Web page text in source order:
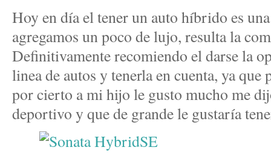
Hoy en día el tener un auto híbrido es
agregamos un poco de lujo, resulta la
Definitivamente recomiendo el darse la
linea de autos y tenerla en cuenta, ya que
por cierto a mi hijo le gusto mucho me
deportivo y que de grande le gustaría